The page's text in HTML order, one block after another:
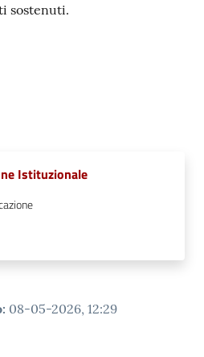
sostenuti.
Istituzionale
: 08-05-2026, 12:29